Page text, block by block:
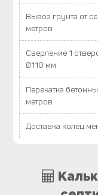
Вывоз грунта от
метров
Сверление 1
Ø110 мм
Перекатка
метров
Доставка колец